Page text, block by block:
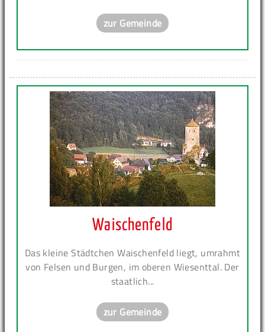
zur Gemeinde
Waischenfeld
Das kleine Städtchen Waischenfeld liegt, umrahmt
von Felsen und Burgen, im oberen Wiesenttal. Der
staatlich...
zur Gemeinde